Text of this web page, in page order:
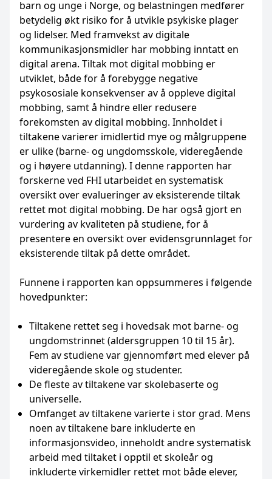
barn og unge i Norge, og belastningen medfører
betydelig økt risiko for å utvikle psykiske plager
og lidelser. Med framvekst av digitale
kommunikasjonsmidler har mobbing inntatt en
digital arena. Tiltak mot digital mobbing er
utviklet, både for å forebygge negative
psykososiale konsekvenser av å oppleve digital
mobbing, samt å hindre eller redusere
forekomsten av digital mobbing. Innholdet i
tiltakene varierer imidlertid mye og målgruppene
er ulike (barne- og ungdomsskole, videregående
og i høyere utdanning). I denne rapporten har
forskerne ved FHI utarbeidet en systematisk
oversikt over evalueringer av eksisterende tiltak
rettet mot digital mobbing. De har også gjort en
vurdering av kvaliteten på studiene, for å
presentere en oversikt over evidensgrunnlaget for
eksisterende tiltak på dette området.
Funnene i rapporten kan oppsummeres i følgende
hovedpunkter:
Tiltakene rettet seg i hovedsak mot barne- og
ungdomstrinnet (aldersgruppen 10 til 15 år).
Fem av studiene var gjennomført med elever på
videregående skole og studenter.
De fleste av tiltakene var skolebaserte og
universelle.
Omfanget av tiltakene varierte i stor grad. Mens
noen av tiltakene bare inkluderte en
informasjonsvideo, inneholdt andre systematisk
arbeid med tiltaket i opptil et skoleår og
inkluderte virkemidler rettet mot både elever,